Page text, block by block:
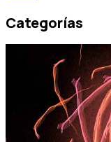
Categorías